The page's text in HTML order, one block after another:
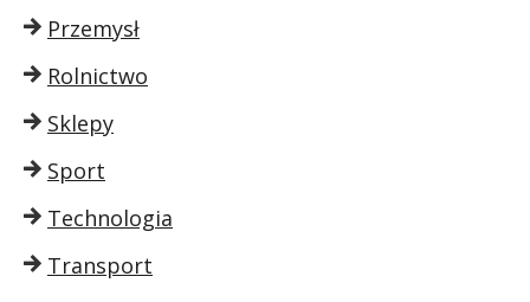
Przemysł
Rolnictwo
Sklepy
Sport
Technologia
Transport